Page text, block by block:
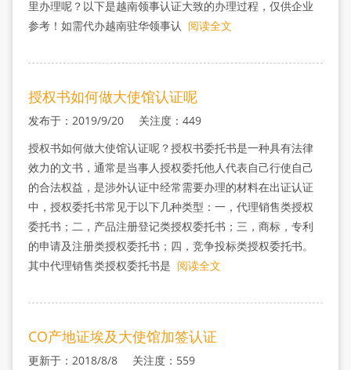
里办理呢？以下是越南领事认证大致的办理过程，仅供企业
参考！如需代办越南驻华领事认 阅读全文
授权书如何做大使馆认证呢
发布于：2019/9/20 关注度：449
授权书如何做大使馆认证呢？授权书委托书是一种具有法律
效力的文书，通常是当事人授权委托他人代表自己行使自己
的合法权益，是涉外认证中经常需要办理的材料在出证认证
中，授权委托书常见于以下几种类型：一，代理销售类授权
委托书；二，产品注册登记类授权委托书；三，商标，专利
的申请及注册类授权委托书；四，竞争投标类授权委托书。
其中代理销售类授权委托书是 阅读全文
CO产地证埃及大使馆加签认证
更新于：2018/8/8 关注度：559